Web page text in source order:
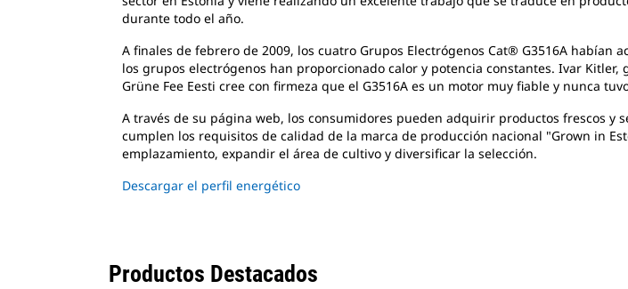
durante todo el año.
A finales de febrero de 2009, los cuatro Grupos Electrógenos Cat® G3516A
los grupos electrógenos han proporcionado calor y potencia constantes. Ivar
Grüne Fee Eesti cree con firmeza que el G3516A es un motor muy fiable y nunca
A través de su página web, los consumidores pueden adquirir productos frescos y
cumplen los requisitos de calidad de la marca de producción nacional "Grown in
emplazamiento, expandir el área de cultivo y diversificar la selección.
Descargar el perfil energético
Productos Destacados